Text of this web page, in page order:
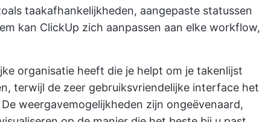
taakafhankelijkheden, aangepaste statussen
kan ClickUp zich aanpassen aan elke workflow,
organisatie heeft die je helpt om je takenlijst
terwijl de zeer gebruiksvriendelijke interface het
weergavemogelijkheden zijn ongeëvenaard,